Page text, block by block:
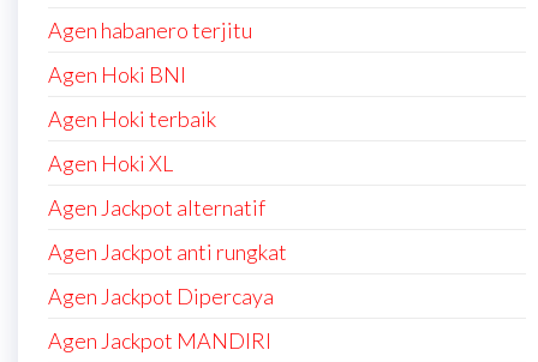
Agen habanero terjitu
Agen Hoki BNI
Agen Hoki terbaik
Agen Hoki XL
Agen Jackpot alternatif
Agen Jackpot anti rungkat
Agen Jackpot Dipercaya
Agen Jackpot MANDIRI